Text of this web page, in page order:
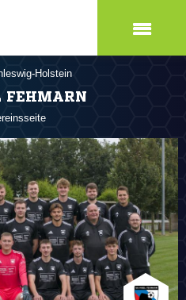
Holstein
FEHMARN